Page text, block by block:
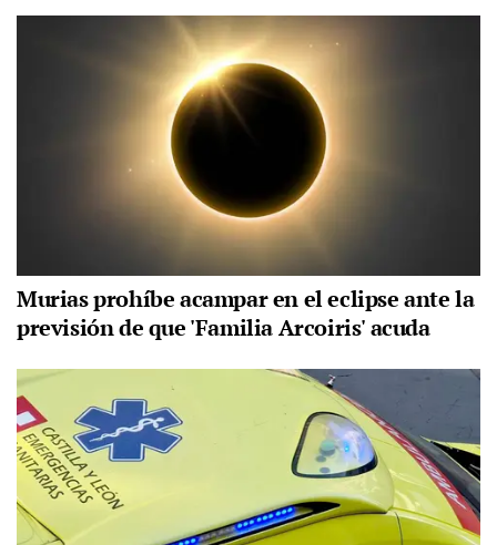
Murias prohíbe acampar en el eclipse ante la
previsión de que 'Familia Arcoiris' acuda